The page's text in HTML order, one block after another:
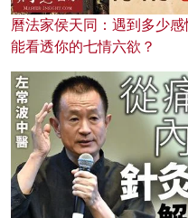
曆法家侯天同：遇到多少
能看透你的七情六欲？